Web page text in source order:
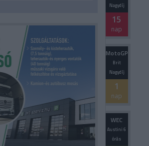
Nagydíj
15
nap
MotoGP
Brit
Nagydíj
1
nap
WEC
Austini 6
órás